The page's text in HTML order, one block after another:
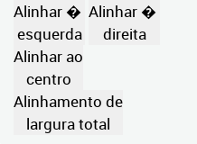
Alinhar �
esquerda
Alinhar �
direita
Alinhar ao
centro
Alinhamento de
largura total